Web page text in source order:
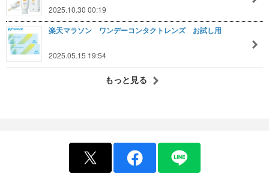
2025.10.30 00:19
楽天マラソン ワンデーコンタクトレンズ お試し用
2025.05.15 19:54
もっと見る